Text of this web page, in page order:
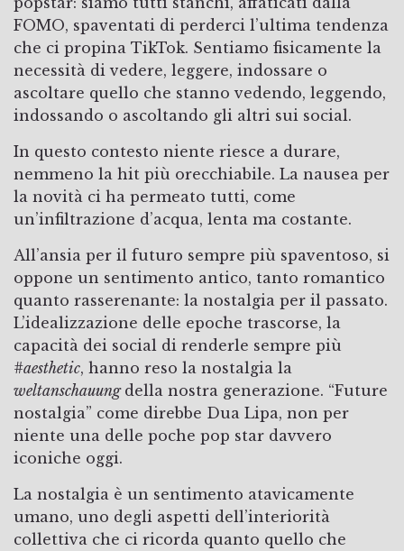
FOMO, spaventati di perderci l’ultima tendenza
che ci propina TikTok. Sentiamo fisicamente la
necessità di vedere, leggere, indossare o
ascoltare quello che stanno vedendo, leggendo,
indossando o ascoltando gli altri sui social.
In questo contesto niente riesce a durare,
nemmeno la hit più orecchiabile. La nausea per
la novità ci ha permeato tutti, come
un’infiltrazione d’acqua, lenta ma costante.
All’ansia per il futuro sempre più spaventoso, si
oppone un sentimento antico, tanto romantico
quanto rasserenante: la nostalgia per il passato.
L’idealizzazione delle epoche trascorse, la
capacità dei social di renderle sempre più
#aesthetic, hanno reso la nostalgia la
weltanschauung della nostra generazione. “Future
nostalgia” come direbbe Dua Lipa, non per
niente una delle poche pop star davvero
iconiche oggi.
La nostalgia è un sentimento atavicamente
umano, uno degli aspetti dell’interiorità
collettiva che ci ricorda quanto quello che